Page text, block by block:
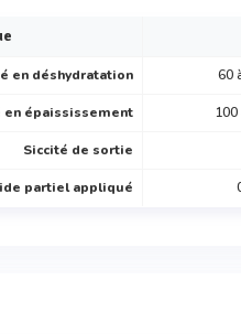
en déshydratation 60
en épaississement
Siccité de sortie
partiel appliqué